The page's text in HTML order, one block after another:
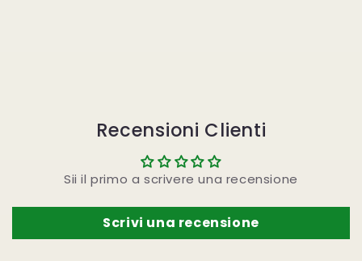
Recensioni Clienti
Sii il primo a scrivere una recensione
Scrivi una recensione